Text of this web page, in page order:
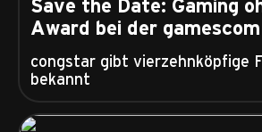
Award bei der
congstar gibt vierzehnköpfige
bekannt